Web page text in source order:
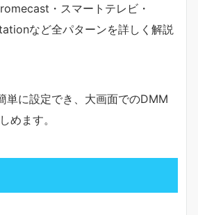
・スマートテレビ・
など全パターンを詳しく解説
単に設定でき、大画面でのDMM
めます。